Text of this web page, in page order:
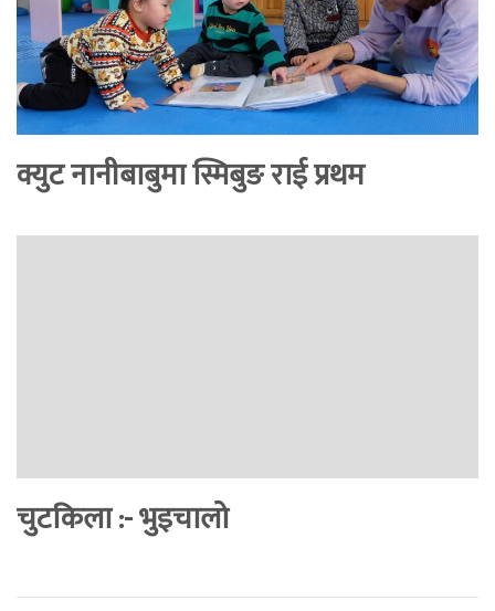
क्युट नानीबाबुमा स्मिबुङ राई प्रथम
चुटकिला :- भुइचालो